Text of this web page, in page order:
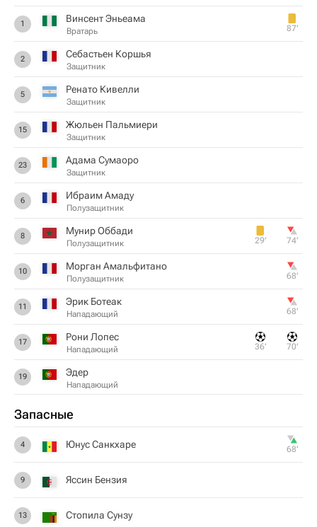
1 Винсент Эньеама
Вратарь 87‎’‎
2 Себастьен Коршья
Защитник
5 Ренато Кивелли
Защитник
15 Жюльен Пальмиери
Защитник
23 Адама Сумаоро
Защитник
6 Ибраим Амаду
Полузащитник
8 Мунир Оббади
Полузащитник 29‎’‎ 74‎’‎
10 Морган Амальфитано
Полузащитник 68‎’‎
11 Эрик Ботеак
Нападающий 68‎’‎
17 Рони Лопес
Нападающий 36‎’‎ 70‎’‎
19 Эдер
Нападающий
Запасные
4 Юнус Санкхаре 68‎’‎
9 Яссин Бензия
13 Стопила Сунзу